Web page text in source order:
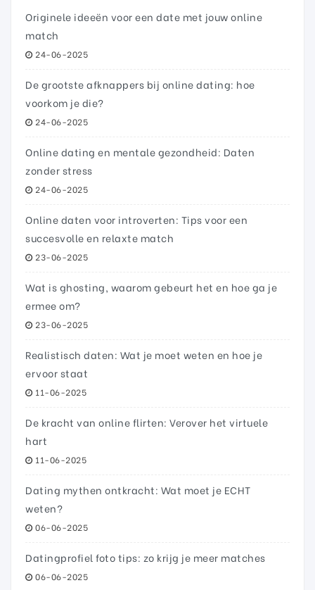
Originele ideeën voor een date met jouw online
match
24-06-2025
De grootste afknappers bij online dating: hoe
voorkom je die?
24-06-2025
Online dating en mentale gezondheid: Daten
zonder stress
24-06-2025
Online daten voor introverten: Tips voor een
succesvolle en relaxte match
23-06-2025
Wat is ghosting, waarom gebeurt het en hoe ga je
ermee om?
23-06-2025
Realistisch daten: Wat je moet weten en hoe je
ervoor staat
11-06-2025
De kracht van online flirten: Verover het virtuele
hart
11-06-2025
Dating mythen ontkracht: Wat moet je ECHT
weten?
06-06-2025
Datingprofiel foto tips: zo krijg je meer matches
06-06-2025